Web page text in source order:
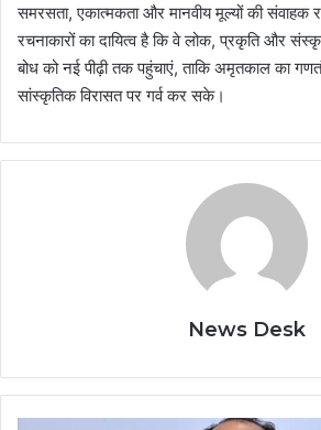
समरसता, एकात्मकता और मानवीय मूल्यों की संवाहक
रचनाकारों का दायित्व है कि वे लोक, प्रकृति और
बोध को नई पीढ़ी तक पहुंचाएं, ताकि अमृतकाल का
सांस्कृतिक विरासत पर गर्व कर सके।
News Desk